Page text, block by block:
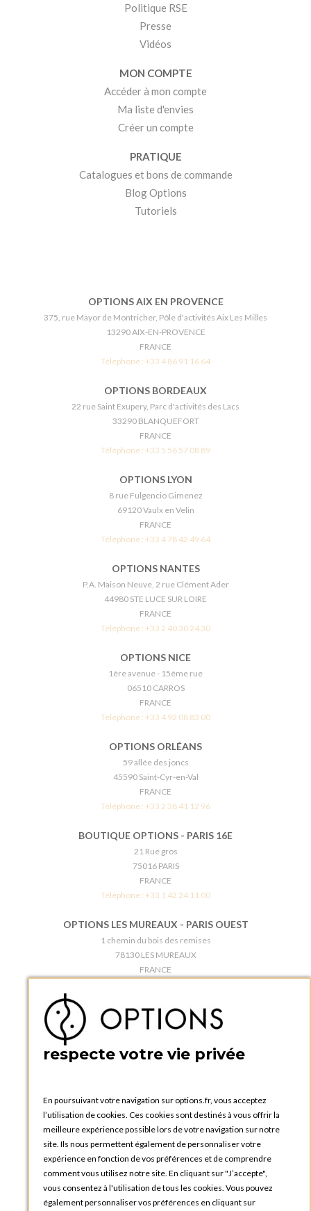
Politique RSE
Presse
Vidéos
MON COMPTE
Accéder à mon compte
Ma liste d'envies
Créer un compte
PRATIQUE
Catalogues et bons de commande
Blog Options
Tutoriels
OPTIONS AIX EN PROVENCE
375, rue Mayor de Montricher, Pôle d'activités Aix Les Milles
13290 AIX-EN-PROVENCE
FRANCE
Téléphone : +33 4 86 91 16 64
OPTIONS BORDEAUX
22 rue Saint Exupery, Parc d'activités des Lacs
33290 BLANQUEFORT
FRANCE
Téléphone : +33 5 56 57 08 89
OPTIONS LYON
8 rue Fulgencio Gimenez
69120 Vaulx en Velin
FRANCE
Téléphone : +33 4 78 42 49 64
OPTIONS NANTES
P.A. Maison Neuve, 2 rue Clément Ader
44980 STE LUCE SUR LOIRE
FRANCE
Téléphone : +33 2 40 30 24 30
OPTIONS NICE
1ère avenue - 15ème rue
06510 CARROS
FRANCE
Téléphone : +33 4 92 08 83 00
OPTIONS ORLÉANS
59 allée des joncs
45590 Saint-Cyr-en-Val
FRANCE
Téléphone : +33 2 38 41 12 96
BOUTIQUE OPTIONS - PARIS 16E
21 Rue gros
75016 PARIS
FRANCE
Téléphone : +33 1 42 24 11 00
OPTIONS LES MUREAUX - PARIS OUEST
1 chemin du bois des remises
78130 LES MUREAUX
FRANCE
BOUTIQUE OPTIONS - PARIS 5E
5 quai de la tournelle
FRANCE
OPTIONS ROUEN
Rue du Clos Tellier
76800 Saint-Etienne-du-Rouvray
FRANCE
Téléphone :+33 2 35 08 38 53
OPTIONS TOULOUSE
6 rue Gaye Marie, ZAC de Saint-Martin du Touch
respecte votre vie privée
En poursuivant votre navigation sur options.fr, vous acceptez
l’utilisation de cookies. Ces cookies sont destinés à vous offrir la
meilleure expérience possible lors de votre navigation sur notre
site. Ils nous permettent également de personnaliser votre
expérience en fonction de vos préférences et de comprendre
comment vous utilisez notre site. En cliquant sur "J’accepte",
vous consentez à l'utilisation de tous les cookies. Vous pouvez
également personnaliser vos préférences en cliquant sur